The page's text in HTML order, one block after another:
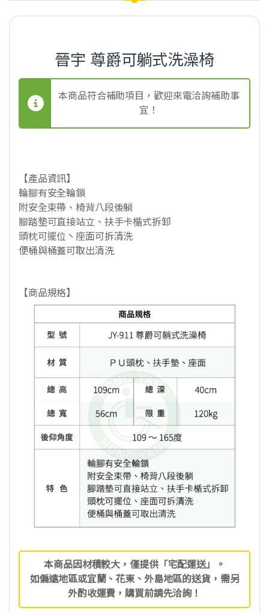
晉宇 尊爵可躺式洗澡椅
本商品符合補助項目，歡迎來電洽詢補助事
宜！
【產品資訊】
輪腳有安全輪鎖
附安全束帶、椅背八段後躺
腳踏墊可直接站立、扶手卡楯式拆卸
頭枕可擺位丶座面可拆清洗
便桶與桶蓋可取出清洗
【商品規格】
本商品因材積較大，僅提供「宅配運送」。
如偏遠地區或宜蘭、花東、外島地區的送貨，需另
外酌收運費，購買前請先洽詢！